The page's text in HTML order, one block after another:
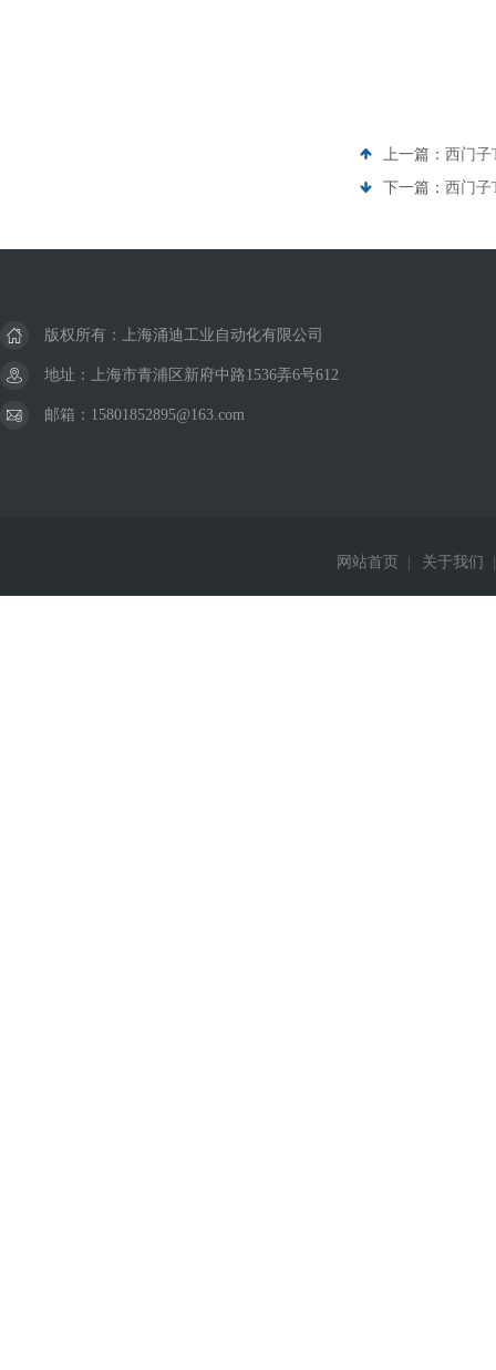
上一篇： 西门子
下一篇： 西门子
版权所有：上海涌迪工业自动化有限公司
地址：上海市青浦区新府中路1536弄6号612
邮箱：15801852895@163.com
网站首页 关于我们